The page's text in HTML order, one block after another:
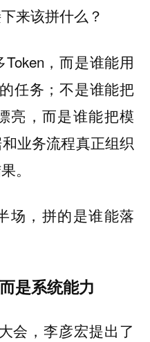
来该拼什么？
，而是谁能用
任务；不是谁能把
亮，而是谁能把模
业务流程真正组织
。
场，拼的是谁能落
是系统能力
会，李彦宏提出了